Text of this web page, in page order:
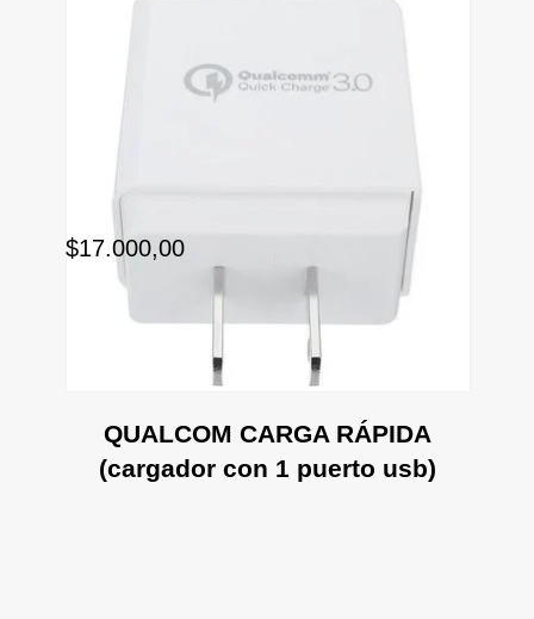
QUALCOM CARGA RÁPIDA
(cargador con 1 puerto usb)
$17.000,00